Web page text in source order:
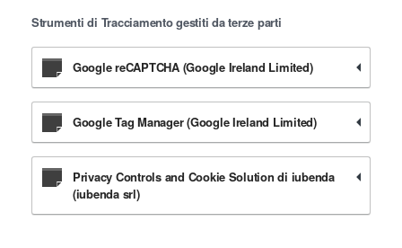
Strumenti di Tracciamento gestiti da terze parti
Google reCAPTCHA (Google Ireland Limited)
Google Tag Manager (Google Ireland Limited)
Privacy Controls and Cookie Solution di iubenda
(iubenda srl)